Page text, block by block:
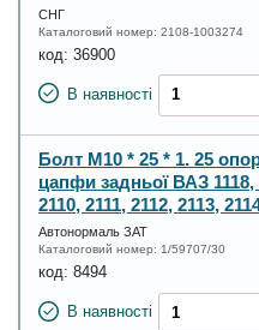
СНГ
Каталоговий номер: 2108-1003274
код: 36900
В наявності
Болт М10 * 25 * 1. 25
цапфи задньої ВАЗ 1118,
2110, 2111, 2112, 2113,
Автонормаль ЗАТ
Каталоговий номер: 1/59707/30
код: 8494
В наявності